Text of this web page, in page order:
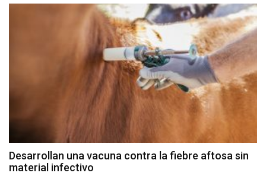
Desarrollan una vacuna contra la fiebre aftosa sin
material infectivo